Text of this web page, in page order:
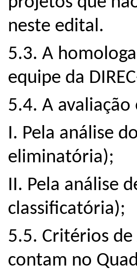
neste edital.
5.3. A
equipe da
5.4. A
I. Pela análise
eliminatória);
II. Pela análise
classificatória);
5.5. Critérios
contam no